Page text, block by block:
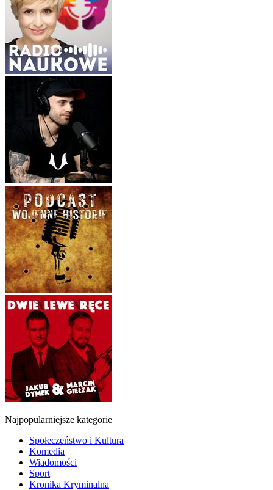
Najpopularniejsze kategorie
Społeczeństwo i Kultura
Komedia
Wiadomości
Sport
Kronika Kryminalna